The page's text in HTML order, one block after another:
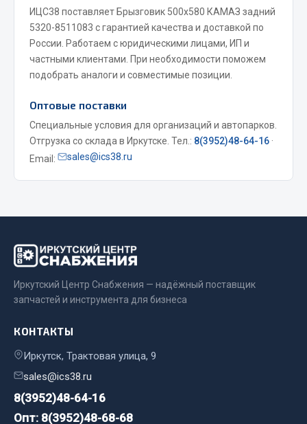
Запчасти КамАЗ
Двигатель
Система питания
Система выпуска газа
Коробка передач
Коробка передач ZF
Показать ещё
Запчасти МАЗ
Система питания
Подвеска
Окно ветровое
Двигатель
Электрооборудование
ИЦС38 поставляет Брызговик 500х580 КАМАЗ задний
5320-8511083 с гарантией качества и доставкой по
России. Работаем с юридическими лицами, ИП и
частными клиентами. При необходимости поможем
подобрать аналоги и совместимые позиции.
Оптовые поставки
Специальные условия для организаций и автопарков.
Отгрузка со склада в Иркутске. Тел.: 8(3952)48-64-16 ·
Email:
sales@ics38.ru
Иркутский Центр Снабжения — надёжный поставщик
запчастей и инструмента для бизнеса
КОНТАКТЫ
Иркутск, Трактовая улица, 9
sales@ics38.ru
8(3952)48-64-16
Опт: 8(3952)48-68-68